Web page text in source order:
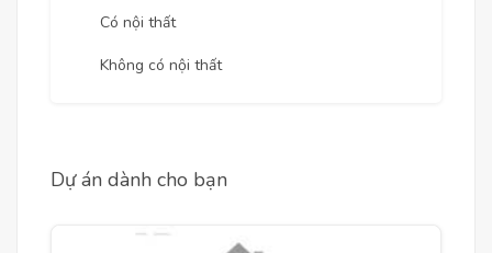
Có nội thất
Không có nội thất
Dự án dành cho bạn